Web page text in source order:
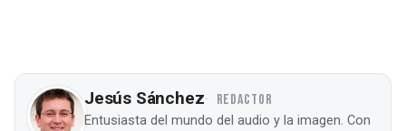
Jesús Sánchez REDACTOR
Entusiasta del mundo del audio y la imagen. Con